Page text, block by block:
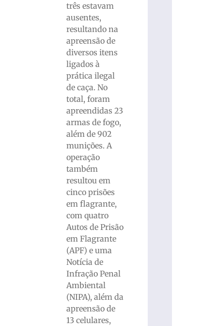
três estavam
ausentes,
resultando na
apreensão de
diversos itens
ligados à
prática ilegal
de caça. No
total, foram
apreendidas 23
armas de fogo,
além de 902
munições. A
operação
também
resultou em
cinco prisões
em flagrante,
com quatro
Autos de Prisão
em Flagrante
(APF) e uma
Notícia de
Infração Penal
Ambiental
(NIPA), além da
apreensão de
13 celulares,